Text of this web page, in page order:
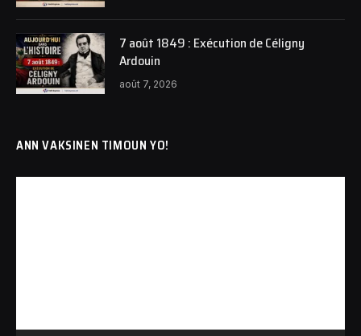
7 août 1849 : Exécution de Céligny
Ardouin
août 7, 2026
ANN VAKSINEN TIMOUN YO!